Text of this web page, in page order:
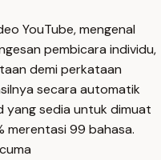
YouTube, mengenal
pembicara individu,
demi perkataan
secara automatik
yang sedia untuk dimuat
merentasi 99 bahasa.